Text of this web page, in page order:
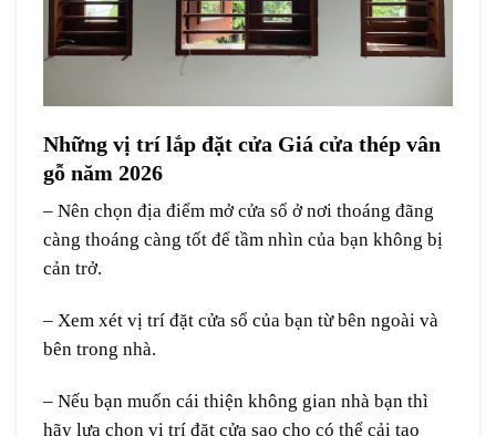
Những vị trí lắp đặt cửa Giá cửa thép vân
gỗ năm 2026
– Nên chọn địa điểm mở cửa sổ ở nơi thoáng đãng
càng thoáng càng tốt để tầm nhìn của bạn không bị
cản trở.
– Xem xét vị trí đặt cửa sổ của bạn từ bên ngoài và
bên trong nhà.
– Nếu bạn muốn cái thiện không gian nhà bạn thì
hãy lựa chọn vị trí đặt cửa sao cho có thể cải tạo